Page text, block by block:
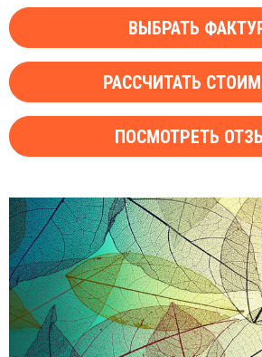
ВЫБРАТЬ
РАССЧИТАТЬ
ПОСМОТРЕТЬ